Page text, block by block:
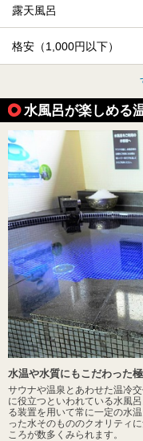
露天風呂
格安（1,000円以下）
水風呂が楽しめる
水温や水質にもこだわった
サウナや温泉とあわせた温冷
に役立つといわれている水風
る装置を用いて常に一定の水
った水そのもののクオリティ
ころが数多くみられます。